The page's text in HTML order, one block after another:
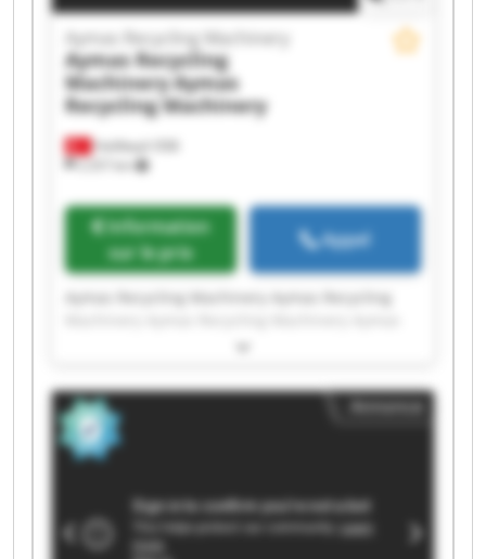
Halilbeyli OSB
2 257 km
Aymas Recycling Machinery
Aymas Recycling
Machinery Aymas
Recycling Machinery
Information
sur le prix
Appel
Aymas Recycling Machinery Aymas Recycling
Recycling Machinery Aymas Recycling Machinery
Machinery Aymas Recycling Machinery Aymas
Recycling Machinery Aymas Recycling Machinery
Aymas Recycling Machinery Aymas Recycling
Machinery Aymas Recycling Machinery Aymas
Aymas Recycling Machinery Aymas Recycling
Machinery Aymas Recycling Machinery Aymas
Recycling Machinery Aymas Recycling Machinery